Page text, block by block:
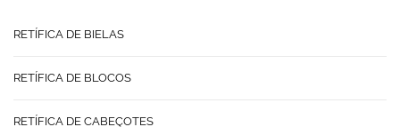
RETÍFICA DE BIELAS
RETÍFICA DE BLOCOS
RETÍFICA DE CABEÇOTES